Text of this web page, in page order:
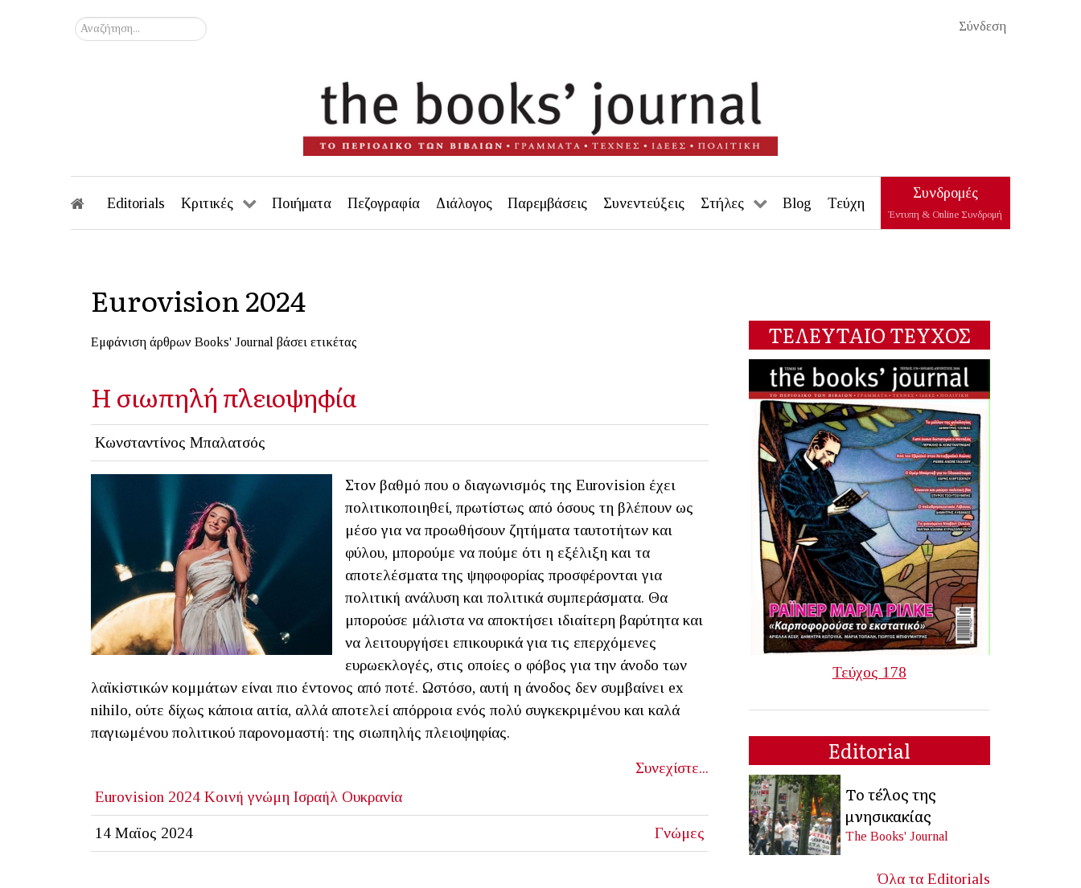
Σύνδεση
Αναζήτηση...
Editorials Κριτικές Ποιήματα Πεζογραφία Διάλογος Παρεμβάσεις Συνεντεύξεις Στήλες Blog Τεύχη
Συνδρομές
Έντυπη & Online Συνδρομή
Eurovision 2024
Εμφάνιση άρθρων Books' Journal βάσει ετικέτας
Η σιωπηλή πλειοψηφία
Κωνσταντίνος Μπαλατσός
Στον βαθμό που ο διαγωνισμός της Eurovision έχει
πολιτικοποιηθεί, πρωτίστως από όσους τη βλέπουν ως
μέσο για να προωθήσουν ζητήματα ταυτοτήτων και
φύλου, μπορούμε να πούμε ότι η εξέλιξη και τα
αποτελέσματα της ψηφοφορίας προσφέρονται για
πολιτική ανάλυση και πολιτικά συμπεράσματα. Θα
μπορούσε μάλιστα να αποκτήσει ιδιαίτερη βαρύτητα και
να λειτουργήσει επικουρικά για τις επερχόμενες
ευρωεκλογές, στις οποίες ο φόβος για την άνοδο των
λαϊκiστικών κομμάτων είναι πιο έντονος από ποτέ. Ωστόσο, αυτή η άνοδος δεν συμβαίνει ex
nihilo, ούτε δίχως κάποια αιτία, αλλά αποτελεί απόρροια ενός πολύ συγκεκριμένου και καλά
παγιωμένου πολιτικού παρονομαστή: της σιωπηλής πλειοψηφίας.
Συνεχίστε...
Eurovision 2024 Κοινή γνώμη Ισραήλ Ουκρανία
14 Μαϊος 2024 Γνώμες
ΤΕΛΕΥΤΑΙΟ ΤΕΥΧΟΣ
Τεύχος 178
Editorial
Το τέλος της
μνησικακίας
The Books' Journal
Όλα τα Editorials